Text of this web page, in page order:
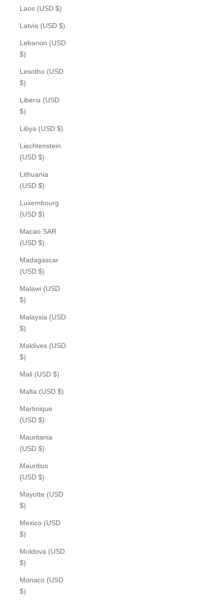
Laos (USD $)
Latvia (USD $)
Lebanon (USD
$)
Lesotho (USD
$)
Liberia (USD
$)
Libya (USD $)
Liechtenstein
(USD $)
Lithuania
(USD $)
Luxembourg
(USD $)
Macao SAR
(USD $)
Madagascar
(USD $)
Malawi (USD
$)
Malaysia (USD
$)
Maldives (USD
$)
Mali (USD $)
Malta (USD $)
Martinique
(USD $)
Mauritania
(USD $)
Mauritius
(USD $)
Mayotte (USD
$)
Mexico (USD
$)
Moldova (USD
$)
Monaco (USD
$)